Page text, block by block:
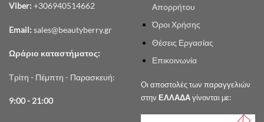
Viber: +306940514662
Email: sales@beautyberry.gr
Ωράριο καταστήματος:
Τρίτη - Πέμπτη - Παρασκευή:
9:00 - 21:00
Απορρήτου
Όροι Χρήσης
Θέσεις Εργασίας
Επικοινωνία
Οι αποστολές των παραγγελιών
στην ΕΛΛΑΔΑγίνονται με: